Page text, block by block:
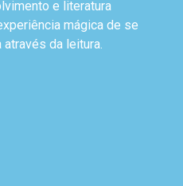
e literatura
mágica de se
através da leitura.